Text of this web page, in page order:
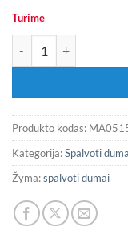
Turime
Produkto kodas:
Kategorija:Spalvoti
Žyma:spalvoti dūmai